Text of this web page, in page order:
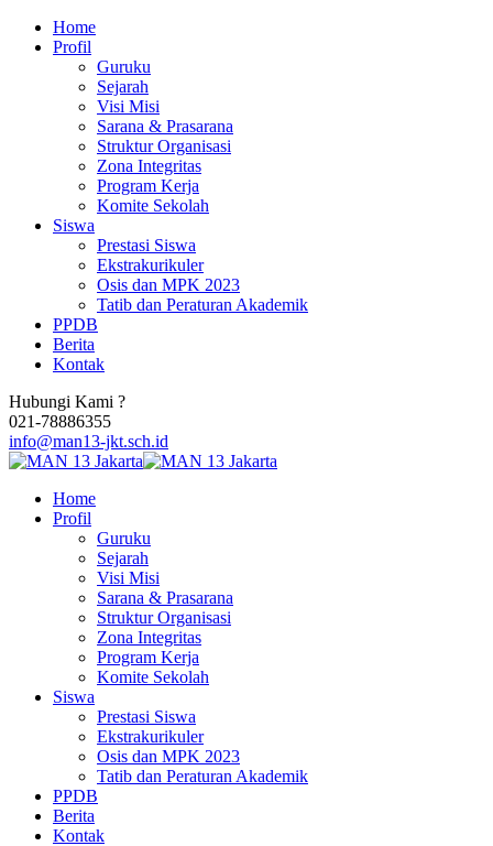
Home
Profil
Guruku
Sejarah
Visi Misi
Sarana & Prasarana
Struktur Organisasi
Zona Integritas
Program Kerja
Komite Sekolah
Siswa
Prestasi Siswa
Ekstrakurikuler
Osis dan MPK 2023
Tatib dan Peraturan Akademik
PPDB
Berita
Kontak
Hubungi Kami ?
021-78886355
info@man13-jkt.sch.id
Home
Profil
Guruku
Sejarah
Visi Misi
Sarana & Prasarana
Struktur Organisasi
Zona Integritas
Program Kerja
Komite Sekolah
Siswa
Prestasi Siswa
Ekstrakurikuler
Osis dan MPK 2023
Tatib dan Peraturan Akademik
PPDB
Berita
Kontak